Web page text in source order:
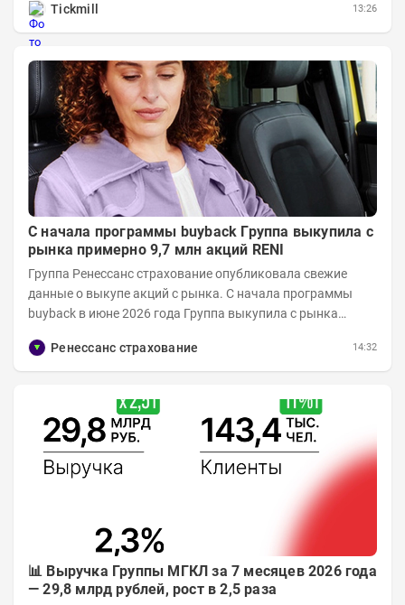
Tickmill
13:26
С начала программы buyback Группа выкупила с
рынка примерно 9,7 млн акций RENI
Группа Ренессанс страхование опубликовала свежие
данные о выкупе акций с рынка. C начала программы
buyback в июне 2026 года Группа выкупила с рынка
Ренессанс страхование
14:32
📊 Выручка Группы МГКЛ за 7 месяцев 2026 года
— 29,8 млрд рублей, рост в 2,5 раза